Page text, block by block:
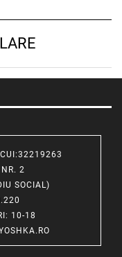
CUI:32219263
NR. 2
SOCIAL)
10-18